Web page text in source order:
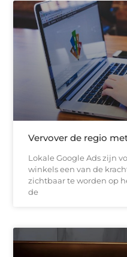
Vervover de regio
Lokale Google Ads zijn
winkels een van de
zichtbaar te worden op
de